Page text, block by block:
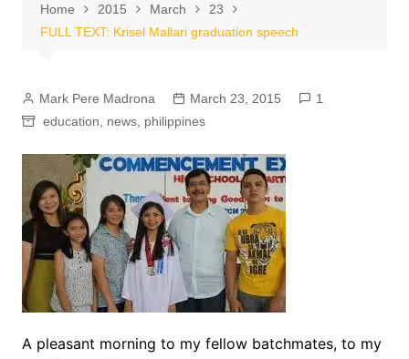
Home 2015 March
23
FULL TEXT: Krisel Mallari graduation speech
Mark Pere Madrona March 23, 2015
1
education
news, philippines
A pleasant morning to my fellow batchmates, to my